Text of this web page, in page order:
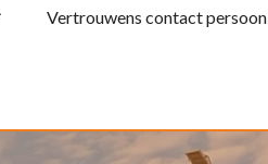
Vertrouwens contact persoon